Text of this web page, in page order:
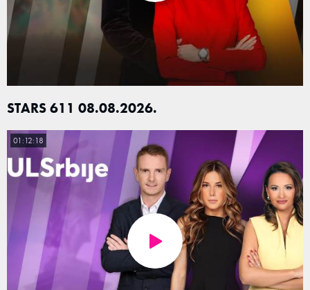
STARS 611 08.08.2026.
01:12:18